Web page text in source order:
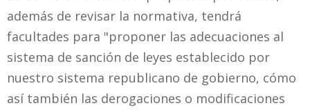
además de revisar la normativa, tendrá
facultades para "proponer las adecuaciones al
sistema de sanción de leyes establecido por
nuestro sistema republicano de gobierno, cómo
así también las derogaciones o modificaciones